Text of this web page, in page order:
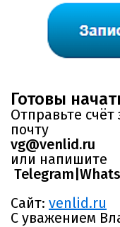
Готовы
Отправьте счёт
почту
vg@venlid.ru
или напишите
Telegram|
Сайт: venlid.ru
С уважением